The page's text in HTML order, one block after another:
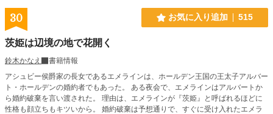
30 お気に入り追加 515
茨姫は辺境の地で花開く
鈴木かなえ
書籍情報
アシュビー侯爵家の長女であるエメラインは、ホールデン王国の王太子アルバー
ト・ホールデンの婚約者でもあった。 ある夜会で、エメラインはアルバートか
ら婚約破棄を言い渡された。 理由は、エメラインが『茨姫』と呼ばれるほどに
性格も顔立ちもキツいから。 婚約破棄は予想通りで、すぐに受け入れたエメラ